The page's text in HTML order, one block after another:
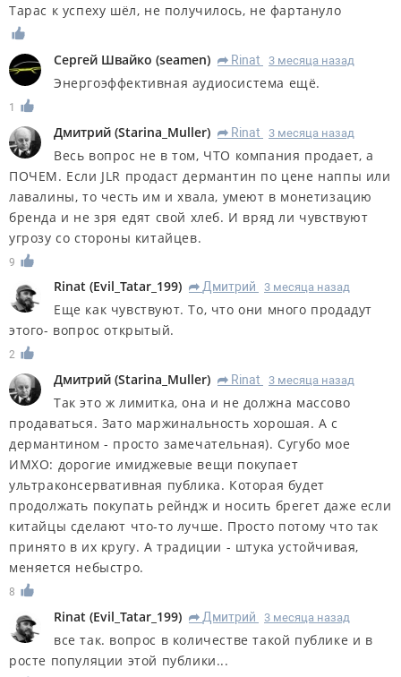
Тарас к успеху шёл, не получилось, не фартануло
Сергей Швайко (seamen) R Rinat 3 месяца назад
Энергоэффективная аудиосистема ещё.
1
Дмитрий (Starina_Muller) R Rinat 3 месяца назад
Весь вопрос не в том, ЧТО компания продает, а
ПОЧЕМ. Если JLR продаст дермантин по цене наппы или
лавалины, то честь им и хвала, умеют в монетизацию
бренда и не зря едят свой хлеб. И вряд ли чувствуют
угрозу со стороны китайцев.
9
Rinat (Evil_Tatar_199) R Дмитрий 3 месяца назад
Еще как чувствуют. То, что они много продадут
этого- вопрос открытый.
2
Дмитрий (Starina_Muller) R Rinat 3 месяца назад
Так это ж лимитка, она и не должна массово
продаваться. Зато маржинальность хорошая. А с
дермантином - просто замечательная). Сугубо мое
ИМХО: дорогие имиджевые вещи покупает
ультраконсервативная публика. Которая будет
продолжать покупать рейндж и носить брегет даже если
китайцы сделают что-то лучше. Просто потому что так
принято в их кругу. А традиции - штука устойчивая,
меняется небыстро.
8
Rinat (Evil_Tatar_199) R Дмитрий 3 месяца назад
все так. вопрос в количестве такой публике и в
росте популяции этой публики...